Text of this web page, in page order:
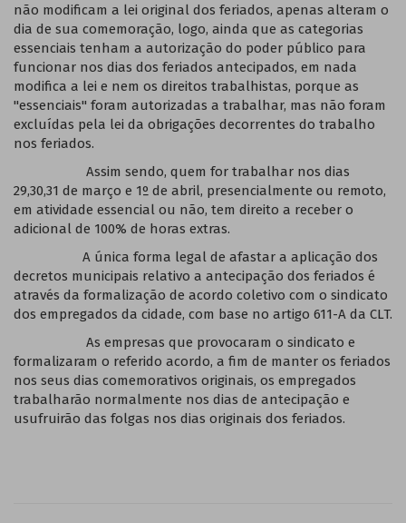
não modificam a lei original dos feriados, apenas alteram o
dia de sua comemoração, logo, ainda que as categorias
essenciais tenham a autorização do poder público para
funcionar nos dias dos feriados antecipados, em nada
modifica a lei e nem os direitos trabalhistas, porque as
"essenciais" foram autorizadas a trabalhar, mas não foram
excluídas pela lei da obrigações decorrentes do trabalho
nos feriados.
Assim sendo, quem for trabalhar nos dias
29,30,31 de março e 1º de abril, presencialmente ou remoto,
em atividade essencial ou não, tem direito a receber o
adicional de 100% de horas extras.
A única forma legal de afastar a aplicação dos
decretos municipais relativo a antecipação dos feriados é
através da formalização de acordo coletivo com o sindicato
dos empregados da cidade, com base no artigo 611-A da CLT.
As empresas que provocaram o sindicato e
formalizaram o referido acordo, a fim de manter os feriados
nos seus dias comemorativos originais, os empregados
trabalharão normalmente nos dias de antecipação e
usufruirão das folgas nos dias originais dos feriados.